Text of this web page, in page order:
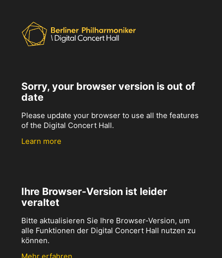
Sorry, your browser version is out of
date
Please update your browser to use all the features
of the Digital Concert Hall.
Learn more
Ihre Browser-Version ist leider
veraltet
Bitte aktualisieren Sie Ihre Browser-Version, um
alle Funktionen der Digital Concert Hall nutzen zu
können.